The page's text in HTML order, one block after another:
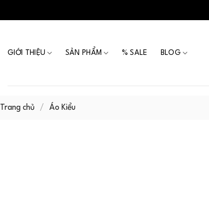
to
GIỚI THIỆU SẢN PHẨM % SALE BLOG
Trang chủ / Áo Kiểu